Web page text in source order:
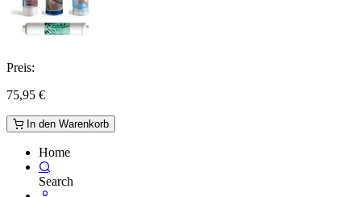
Preis:
75,95 €
In den Warenkorb
Home
Search